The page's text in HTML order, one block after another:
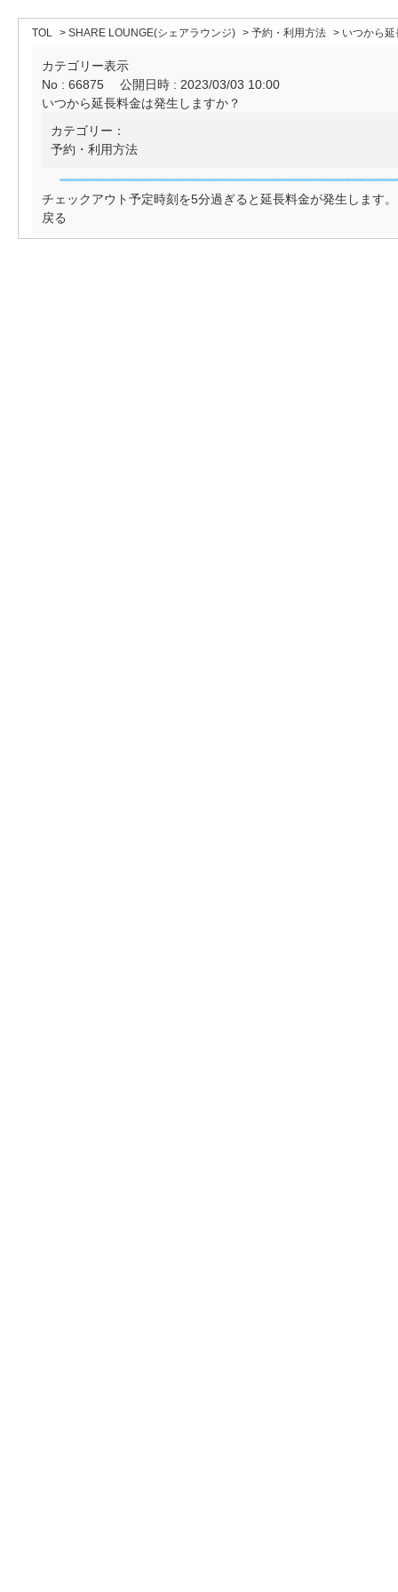
TOL > SHARE LOUNGE(シェアラウンジ) > 予約・利用方法 > いつから
カテゴリー表示
No : 66875
公開日時 : 2023/03/03 10:00
いつから延長料金は発生しますか？
カテゴリー：
予約・利用方法
チェックアウト予定時刻を5分過ぎると延長料金が発生します。
戻る